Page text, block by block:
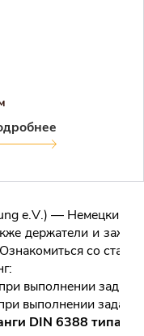
e.V.) — Немецкий
держатели и
со
выполнении задач
выполнении задач
DIN 6388 типа B